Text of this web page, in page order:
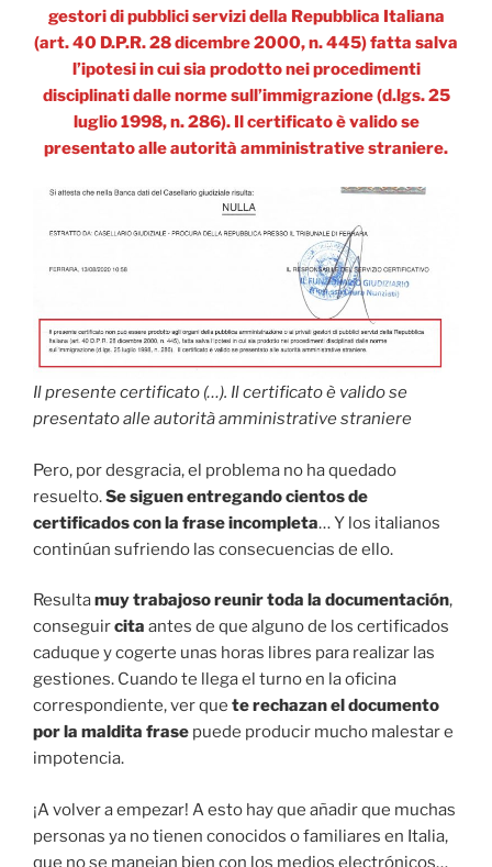
gestori di pubblici servizi della Repubblica Italiana
(art. 40 D.P.R. 28 dicembre 2000, n. 445) fatta salva
l’ipotesi in cui sia prodotto nei procedimenti
disciplinati dalle norme sull’immigrazione (d.lgs. 25
luglio 1998, n. 286). Il certificato è valido se
presentato alle autorità amministrative straniere.
Il presente certificato (…). Il certificato è valido se
presentato alle autorità amministrative straniere
Pero, por desgracia, el problema no ha quedado
resuelto.Se siguen entregando cientos de
certificados con la frase incompleta… Y los italianos
continúan sufriendo las consecuencias de ello.
Resultamuy trabajoso reunir toda la documentación,
conseguircita antes de que alguno de los certificados
caduque y cogerte unas horas libres para realizar las
gestiones. Cuando te llega el turno en la oficina
correspondiente, ver que te rechazan el documento
por la maldita frase puede producir mucho malestar e
impotencia.
¡A volver a empezar! A esto hay que añadir que muchas
personas ya no tienen conocidos o familiares en Italia,
que no se manejan bien con los medios electrónicos…